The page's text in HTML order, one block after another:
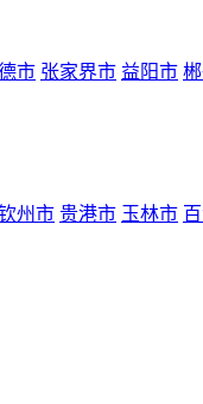
市 张家界市 益阳市
州市 贵港市 玉林市